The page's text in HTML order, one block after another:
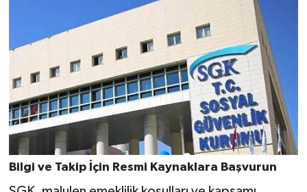
Bilgi ve Takip İçin Resmi Kaynaklara Başvurun